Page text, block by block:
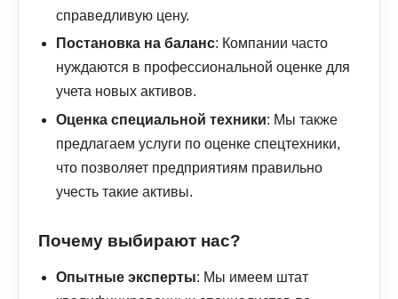
справедливую цену.
Постановка на баланс: Компании часто
нуждаются в профессиональной оценке для
учета новых активов.
Оценка специальной техники: Мы также
предлагаем услуги по оценке спецтехники,
что позволяет предприятиям правильно
учесть такие активы.
Почему выбирают нас?
Опытные эксперты: Мы имеем штат